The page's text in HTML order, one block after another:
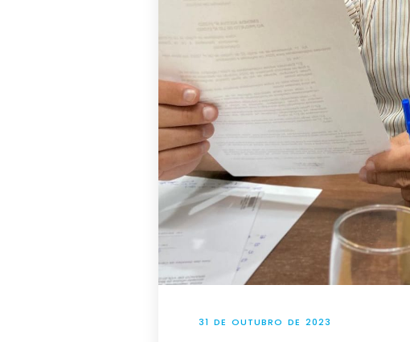
31 DE OUTUBRO DE 2023